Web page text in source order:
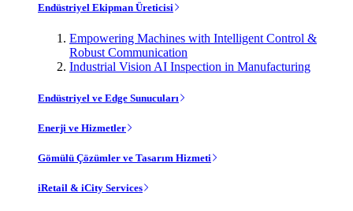
Endüstriyel Ekipman Üreticisi
Empowering Machines with Intelligent Control &
Robust Communication
Industrial Vision AI Inspection in Manufacturing
Endüstriyel ve Edge Sunucuları
Enerji ve Hizmetler
Gömülü Çözümler ve Tasarım Hizmeti
iRetail & iCity Services